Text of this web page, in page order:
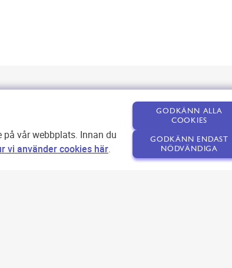
vår webbplats. Innan du
vi använder cookies här.
GODKÄNN ALLA
COOKIES
GODKÄNN ENDAST
NÖDVÄNDIGA